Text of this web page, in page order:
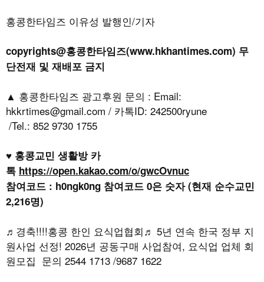
홍콩한타임즈 이유성 발행인/기자
copyrights@홍콩한타임즈(www.hkhantimes.com) 무
단전재 및 재배포 금지
▲ 홍콩한타임즈 광고후원 문의 : Email:
hkkrtimes@gmail.com / 카톡ID: 242500ryune
/Tel.: 852 9730 1755
♥ 홍콩교민 생활방 카
톡 https://open.kakao.com/o/gwcOvnuc
참여코드 : h0ngk0ng 참여코드 0은 숫자 (현재 순수교민
2,216명)
♬경축!!!!홍콩 한인 요식업협회♬ 5년 연속 한국 정부 지
원사업 선정! 2026년 공동구매 사업참여, 요식업 업체 회
원모집 문의 2544 1713 /9687 1622